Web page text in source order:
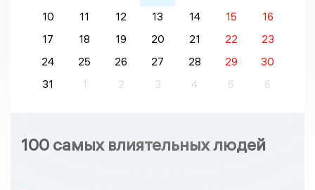
10
11 12 13 14 15
16
17
18 19 20 21 22
23
24
25 26 27 28 29
30
31
1 2 3 4 5 6
100 самых влиятельных людей